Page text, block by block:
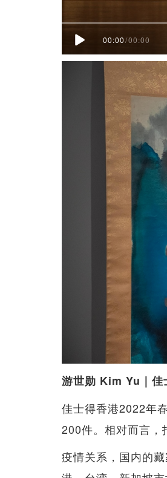
00:00/00:00
游世勋 Kim Yu｜佳
佳士得香港2022年
200件。相对而言，
疫情关系，国内的